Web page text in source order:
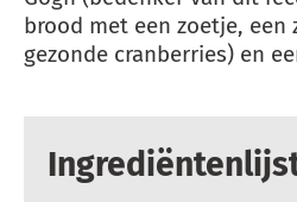
brood met een zoetje, een
gezonde cranberries) en